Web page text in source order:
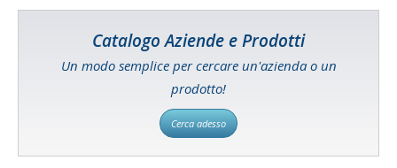
Catalogo Aziende e Prodotti
Un modo semplice per cercare un'azienda o un
prodotto!
Cerca adesso